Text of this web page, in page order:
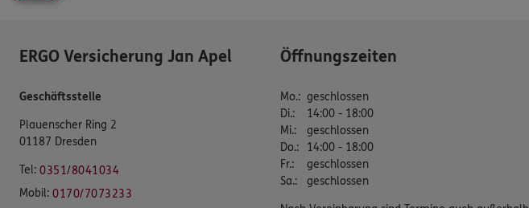
ERGO Versicherung Jan Apel
Geschäftsstelle
Plauenscher Ring 2
01187 Dresden
Tel: 0351/8041034
Mobil: 0170/7073233
Öffnungszeiten
Mo.: geschlossen
Di.:
14:00 - 18:00
Mi.:
geschlossen
Do.:
14:00 - 18:00
Fr.:
geschlossen
Sa.: geschlossen